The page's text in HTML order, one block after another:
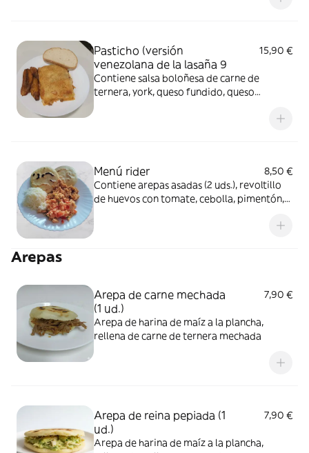
Pasticho (versión
venezolana de la lasaña 9
15,90 €
Contiene salsa boloñesa de carne de
ternera, york, queso fundido, queso
con tajadas de plátano macho frito y pan
Menú rider
8,50 €
Contiene arepas asadas (2 uds.), revoltillo
de huevos con tomate, cebolla, pimentón,
Arepas
Arepa de carne mechada
(1 ud.)
7,90 €
Arepa de harina de maíz a la plancha,
rellena de carne de ternera mechada
Arepa de reina pepiada (1
ud.)
7,90 €
Arepa de harina de maíz a la plancha,